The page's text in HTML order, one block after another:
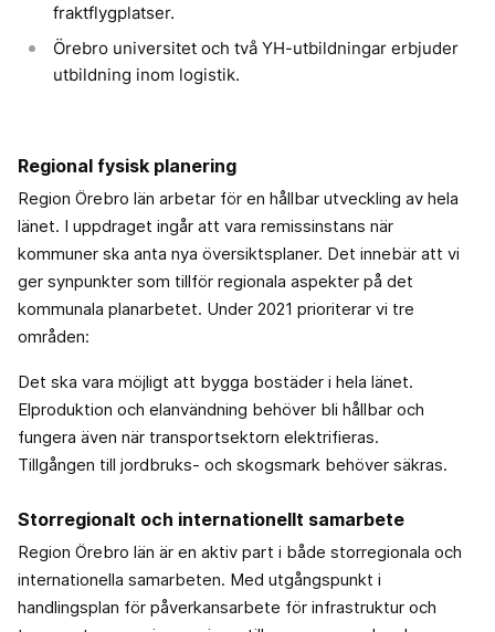
fraktflygplatser.
Örebro universitet och två YH-utbildningar erbjuder
utbildning inom logistik.
Regional fysisk planering
Region Örebro län arbetar för en hållbar utveckling av hela
länet. I uppdraget ingår att vara remissinstans när
kommuner ska anta nya översiktsplaner. Det innebär att vi
ger synpunkter som tillför regionala aspekter på det
kommunala planarbetet. Under 2021 prioriterar vi tre
områden:
Det ska vara möjligt att bygga bostäder i hela länet.
Elproduktion och elanvändning behöver bli hållbar och
fungera även när transportsektorn elektrifieras.
Tillgången till jordbruks- och skogsmark behöver säkras.
Storregionalt och internationellt samarbete
Region Örebro län är en aktiv part i både storregionala och
internationella samarbeten. Med utgångspunkt i
handlingsplan för påverkansarbete för infrastruktur och